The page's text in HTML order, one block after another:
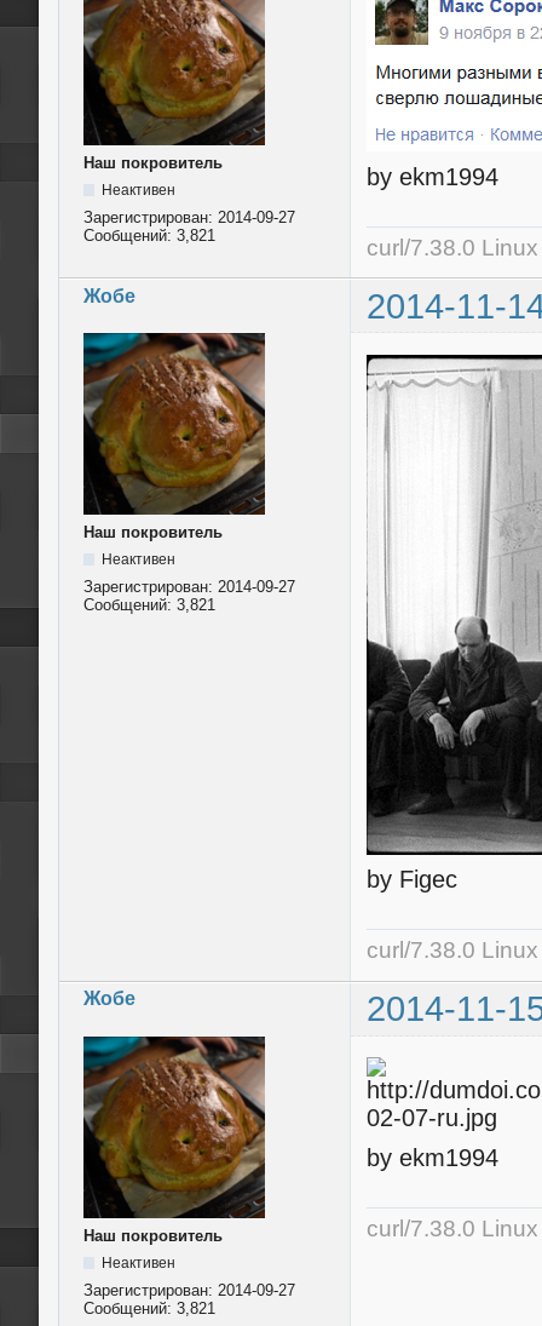
Наш покровитель
Неактивен
Зарегистрирован: 2014-09-27
Сообщений: 3,821
by ekm1994
curl/7.38.0
Жобе 2014-11-
Наш покровитель
Неактивен
Зарегистрирован: 2014-09-27
Сообщений: 3,821
by Figec
curl/7.38.0
Жобе 2014-11-
Наш покровитель
Неактивен
Зарегистрирован: 2014-09-27
Сообщений: 3,821
by ekm1994
curl/7.38.0